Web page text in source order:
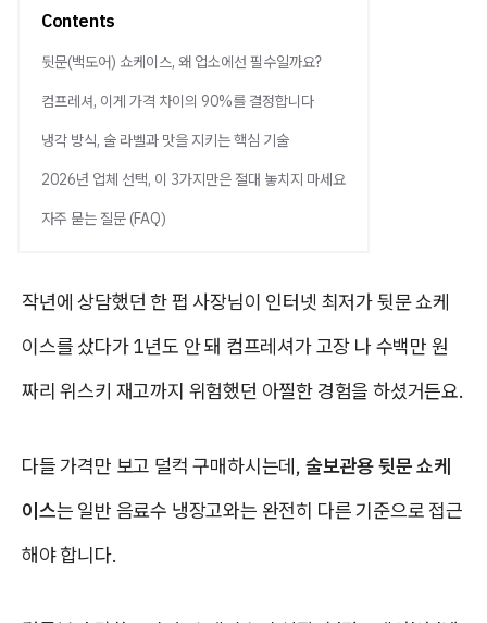
Contents
뒷문(백도어) 쇼케이스, 왜 업소에선 필수일까요?
컴프레셔, 이게 가격 차이의 90%를 결정합니다
냉각 방식, 술 라벨과 맛을 지키는 핵심 기술
2026년 업체 선택, 이 3가지만은 절대 놓치지 마세요
자주 묻는 질문 (FAQ)
작년에 상담했던 한 펍 사장님이 인터넷 최저가 뒷문 쇼케
이스를 샀다가 1년도 안 돼 컴프레셔가 고장 나 수백만 원
짜리 위스키 재고까지 위험했던 아찔한 경험을 하셨거든요.
다들 가격만 보고 덜컥 구매하시는데, 술보관용 뒷문 쇼케
이스는 일반 음료수 냉장고와는 완전히 다른 기준으로 접근
해야 합니다.